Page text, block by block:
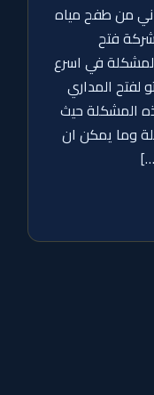
من طفح مياه
فتح
في اسرع
لفتح المداري
المشكلة حيث
وما يمكن ان